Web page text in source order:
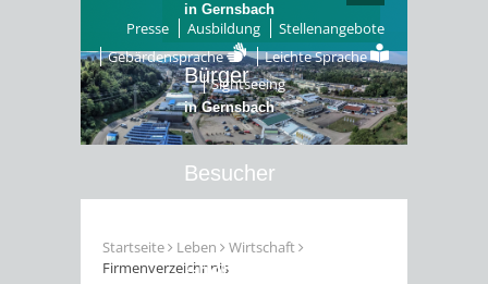
Presse Ausbildung
Stellenangebote
Gebärdensprache
Leichte Sprache
Sightseeing
in Gernsbach
Bürger
in Gernsbach
Besucher
Erleben
Startseite Leben
Wirtschaft
Firmenverzeichnnis